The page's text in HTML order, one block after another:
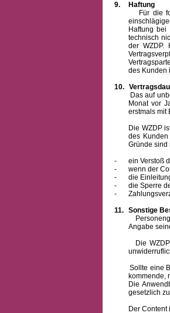
9.
Haftung
Für die
Haftung bei
technisch
der WZDP.
des Kunden
10.
Das auf
Monat vor
erstmals mit
Die WZDP ist
des
Gründe sind
-
ein Verstoß
-
wenn der
-
die
-
die Sperre
-
11. Sonstige
Angabe
Die WZDP ist
Sollte eine
kommende,
Die
gesetzlich
Der Content in